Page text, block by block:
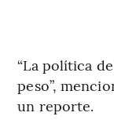
“La política
peso”,
un reporte.